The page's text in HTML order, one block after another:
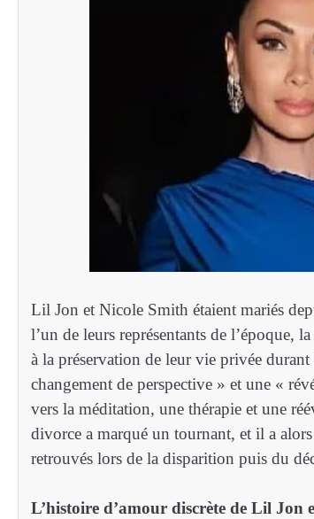
Lil Jon et Nicole Smith étaient mariés
l’un de leurs représentants de l’époque,
à la préservation de leur vie privée
changement de perspective » et une «
vers la méditation, une thérapie et une
divorce a marqué un tournant, et il a
retrouvés lors de la disparition puis du
L’histoire d’amour discrète de Lil Jon